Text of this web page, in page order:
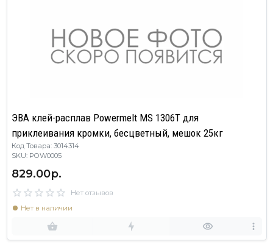
ЭВА клей-расплав Powermelt MS 1306Т для
приклеивания кромки, бесцветный, мешок 25кг
Код Товара: 3014314
SKU: POW0005
829.00р.
Нет отзывов
Нет в наличии